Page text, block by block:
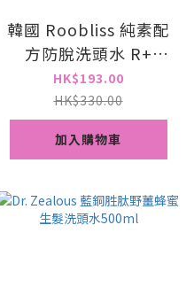
韓國 Roobliss 純素配
方防脫洗頭水 R+
Micro Bio Shampoo
500ml
HK$193.00
HK$330.00
加入購物車